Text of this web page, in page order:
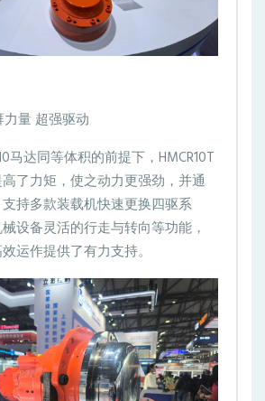
力量 超强驱动
马达同等体积的前提下，HMCR10T
了力矩，使之动力更强劲，并通
持多款装载机快速更换四驱系
设备灵活的行走与转向等功能，
运作提供了有力支持。